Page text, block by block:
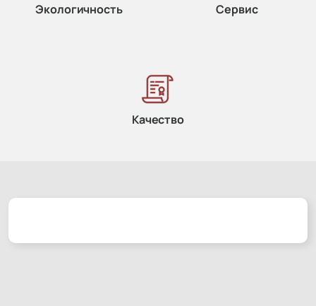
Экологичность Сервис
Качество